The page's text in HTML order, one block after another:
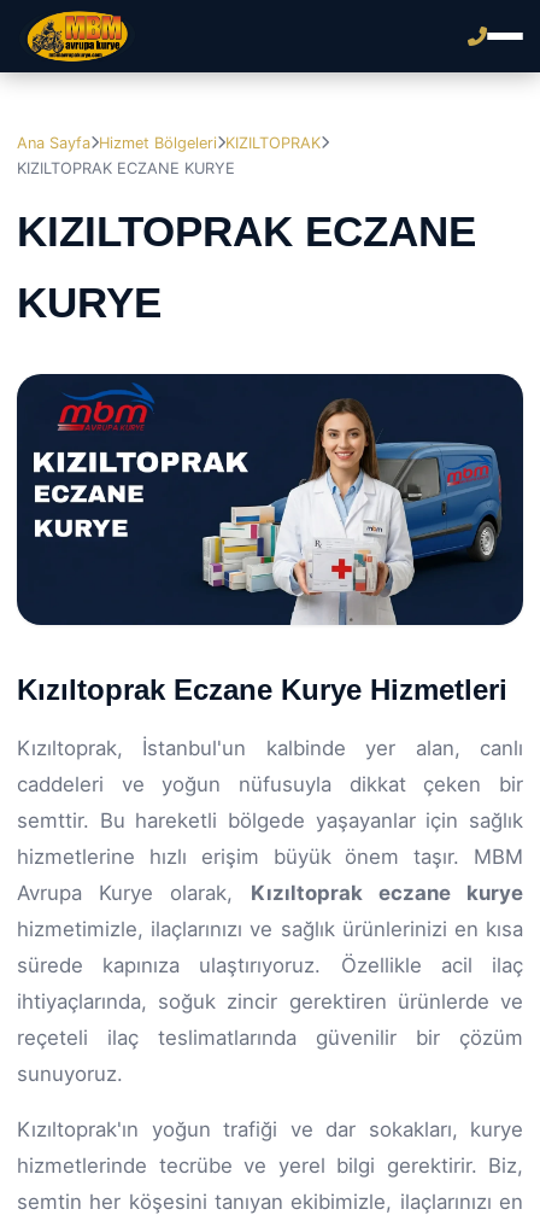
Ana Sayfa Hizmet Bölgeleri KIZILTOPRAK
KIZILTOPRAK ECZANE KURYE
KIZILTOPRAK ECZANE
KURYE
Kızıltoprak Eczane Kurye Hizmetleri
Kızıltoprak, İstanbul'un kalbinde yer alan, canlı
caddeleri ve yoğun nüfusuyla dikkat çeken bir
semttir. Bu hareketli bölgede yaşayanlar için sağlık
hizmetlerine hızlı erişim büyük önem taşır. MBM
Avrupa Kurye olarak, Kızıltoprak eczane kurye
hizmetimizle, ilaçlarınızı ve sağlık ürünlerinizi en kısa
sürede kapınıza ulaştırıyoruz. Özellikle acil ilaç
ihtiyaçlarında, soğuk zincir gerektiren ürünlerde ve
reçeteli ilaç teslimatlarında güvenilir bir çözüm
sunuyoruz.
Kızıltoprak'ın yoğun trafiği ve dar sokakları, kurye
hizmetlerinde tecrübe ve yerel bilgi gerektirir. Biz,
semtin her köşesini tanıyan ekibimizle, ilaçlarınızı en